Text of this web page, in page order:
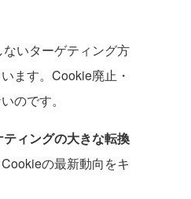
いターゲティング方
ます。Cookie廃止・
のです。
ィングの大きな転換
の最新動向をキ